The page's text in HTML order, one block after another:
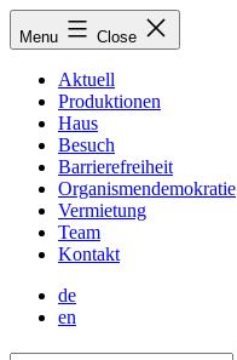
Skip
toMenu Close
Aktuell
Produktionen
Haus
Besuch
Barrierefreiheit
Organismendemokratie
Vermietung
Team
Kontakt
de
en